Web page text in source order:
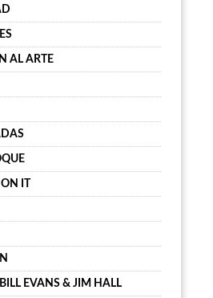
AL ARTE
IT
EVANS & JIM HALL